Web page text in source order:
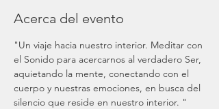
Acerca del evento
"Un viaje hacia nuestro interior. Meditar con
el Sonido para acercarnos al verdadero Ser,
aquietando la mente, conectando con el
cuerpo y nuestras emociones, en busca del
silencio que reside en nuestro interior. "